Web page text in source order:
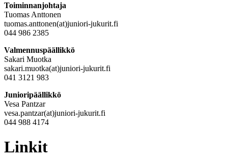
Toiminnanjohtaja
Tuomas Anttonen
tuomas.anttonen(at)juniori-jukurit.fi
044 986 2385
Valmennuspäällikkö
Sakari Muotka
sakari.muotka(at)juniori-jukurit.fi
041 3121 983
Junioripäällikkö
Vesa Pantzar
vesa.pantzar(at)juniori-jukurit.fi
044 988 4174
Linkit